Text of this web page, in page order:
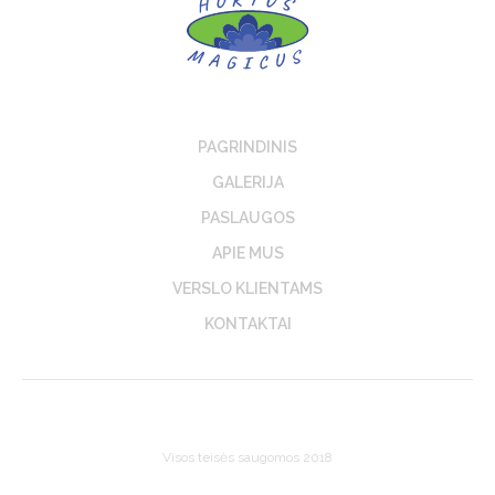
PAGRINDINIS
GALERIJA
PASLAUGOS
APIE MUS
VERSLO KLIENTAMS
KONTAKTAI
Visos teisės saugomos 2018